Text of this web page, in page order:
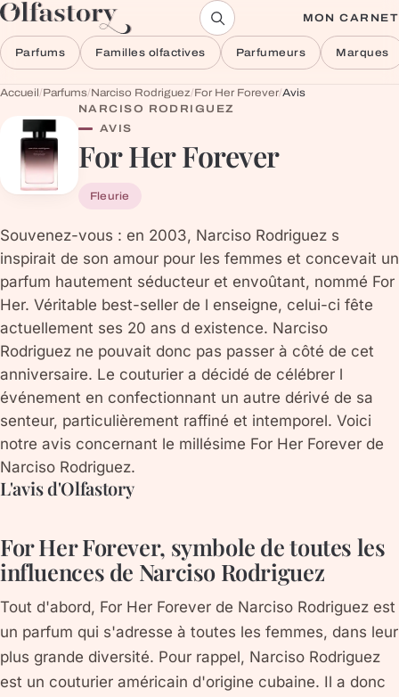
Aller au contenu MON CARNET
Parfums Familles olfactives Parfumeurs Marques
Accueil/Parfums/Narciso Rodriguez/For Her Forever/Avis
NARCISO RODRIGUEZ
AVIS
For Her Forever
Fleurie
Souvenez-vous : en 2003, Narciso Rodriguez s
inspirait de son amour pour les femmes et concevait un
parfum hautement séducteur et envoûtant, nommé For
Her. Véritable best-seller de l enseigne, celui-ci fête
actuellement ses 20 ans d existence. Narciso
Rodriguez ne pouvait donc pas passer à côté de cet
anniversaire. Le couturier a décidé de célébrer l
événement en confectionnant un autre dérivé de sa
senteur, particulièrement raffiné et intemporel. Voici
notre avis concernant le millésime For Her Forever de
Narciso Rodriguez.
L'avis d'Olfastory
For Her Forever, symbole de toutes les
influences de Narciso Rodriguez
Tout d'abord, For Her Forever de Narciso Rodriguez est
un parfum qui s'adresse à toutes les femmes, dans leur
plus grande diversité. Pour rappel, Narciso Rodriguez
est un couturier américain d'origine cubaine. Il a donc